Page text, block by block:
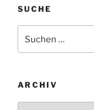
SUCHE
nach:
ARCHIV